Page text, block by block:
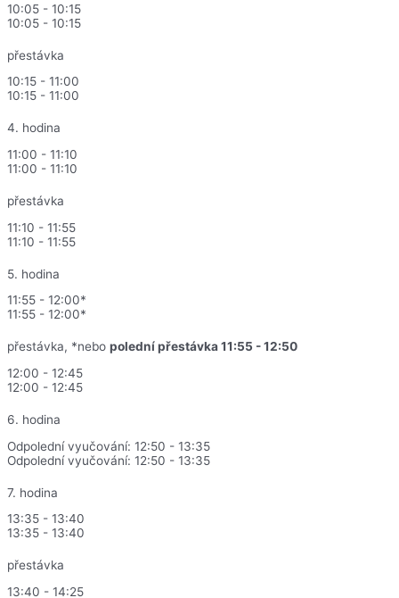
10:05 - 10:15
10:05 - 10:15
přestávka
10:15 - 11:00
10:15 - 11:00
4. hodina
11:00 - 11:10
11:00 - 11:10
přestávka
11:10 - 11:55
11:10 - 11:55
5. hodina
11:55 - 12:00*
11:55 - 12:00*
přestávka, *nebo polední přestávka 11:55 - 12:50
12:00 - 12:45
12:00 - 12:45
6. hodina
Odpolední vyučování: 12:50 - 13:35
Odpolední vyučování: 12:50 - 13:35
7. hodina
13:35 - 13:40
13:35 - 13:40
přestávka
13:40 - 14:25